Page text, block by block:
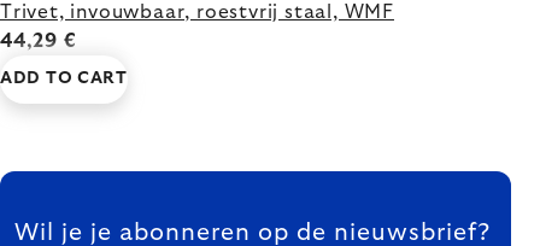
Trivet, invouwbaar, roestvrij staal, WMF
44,29 €
ADD TO CART
FOOTER
Wil je je abonneren op de nieuwsbrief?